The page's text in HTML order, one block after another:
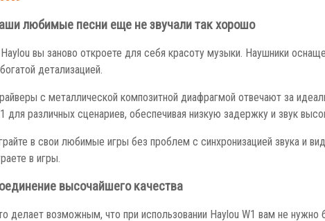
любимые песни еще не звучали так хорошо
вы заново откроете для себя красоту музыки. Наушники
детализацией.
с металлической композитной диафрагмой отвечают за
для различных сценариев, обеспечивая низкую задержку и звук
в свои любимые игры без проблем с синхронизацией звука и
в игры.
высочайшего качества
делает возможным, что при использовании Haylou W1 вам не нужно